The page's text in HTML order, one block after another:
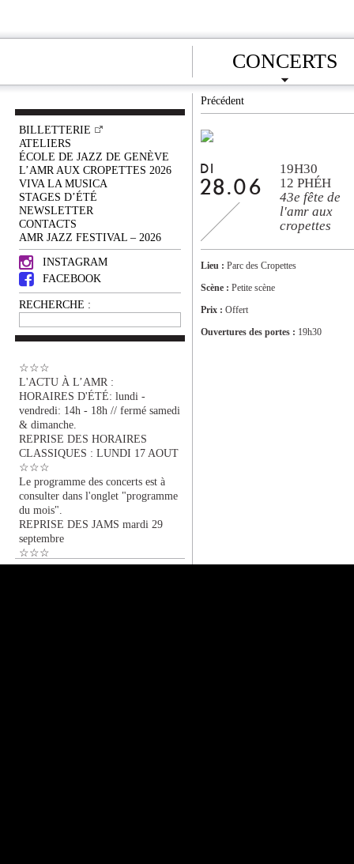
CONCERTS
BILLETTERIE
ATELIERS
ÉCOLE DE JAZZ DE GENÈVE
L’AMR AUX CROPETTES 2026
VIVA LA MUSICA
STAGES D’ÉTÉ
NEWSLETTER
CONTACTS
AMR JAZZ FESTIVAL – 2026
INSTAGRAM
FACEBOOK
RECHERCHE :
☆☆☆
L'ACTU À L’AMR :
HORAIRES D'ÉTÉ: lundi -
vendredi: 14h - 18h // fermé samedi
& dimanche.
REPRISE DES HORAIRES
CLASSIQUES : LUNDI 17 AOUT
☆☆☆
Le programme des concerts est à
consulter dans l'onglet "programme
du mois".
REPRISE DES JAMS mardi 29
septembre
☆☆☆
Précédent
DI
28.06
19H30
12 PHÉH
43e fête de
l'amr aux
cropettes
Lieu : Parc des Cropettes
Scène : Petite scène
Prix : Offert
Ouvertures des portes : 19h30